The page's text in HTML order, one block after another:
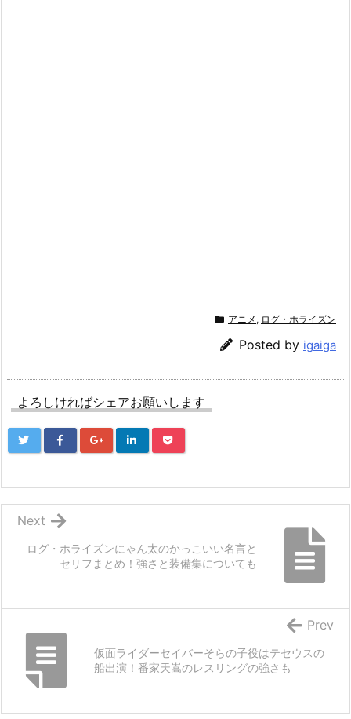
アニメ , ログ・ホライズン
Posted by igaiga
よろしければシェアお願いします
ログ・ホライズンにゃん太のかっこいい名言と
セリフまとめ！強さと装備集についても
Next
仮面ライダーセイバーそらの子役はテセウスの
船出演！番家天嵩のレスリングの強さも
Prev